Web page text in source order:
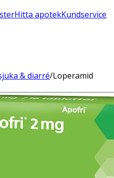
Hitta apotekKundservice
& diarré/Loperamid